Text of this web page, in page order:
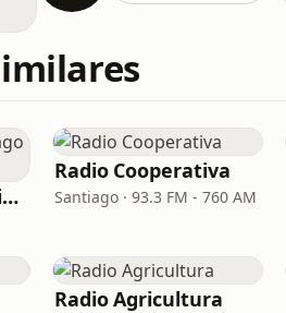
Radio Bío-Bío Santiago 99.7
Radio Cooperativa
Santiago · 93.3 FM - 760 AM
Radio Agricultura